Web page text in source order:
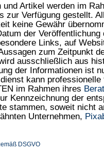
und Artikel werden im
zur Verfügung gestellt.
keine Gewähr
der
Links, auf
zum Zeitpunkt
ausschließlich aus
der Informationen ist
kann
im Rahmen ihres
Kennzeichnung der
stammen, soweit nicht
Unternehmen,
DSGVO